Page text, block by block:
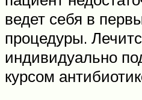
ведет себя в
процедуры.
индивидуально
курсом